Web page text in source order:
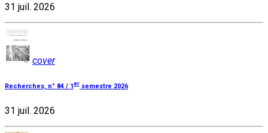
31 juil. 2026
cover
Recherches, n° 84 / 1 er semestre 2026
31 juil. 2026